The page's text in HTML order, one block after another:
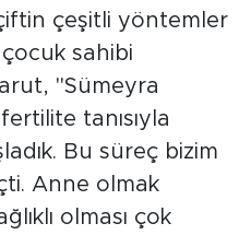
çeşitli yöntemler
sahibi
"Sümeyra
tanısıyla
Bu süreç bizim
Anne olmak
olması çok